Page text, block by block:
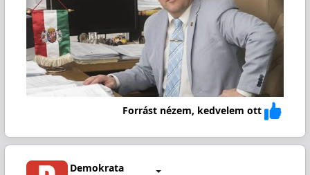
Forrást nézem, kedvelem ott
Demokrata